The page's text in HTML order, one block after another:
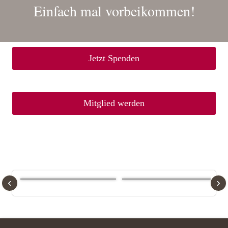
Einfach mal vorbeikommen!
Jetzt Spenden
Mitglied werden
‹ ›